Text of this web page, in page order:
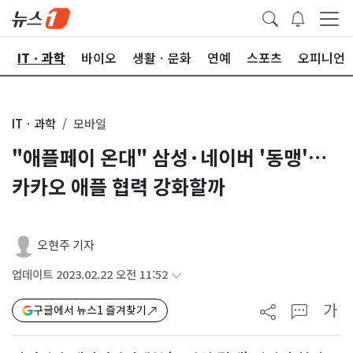
ITㆍ과학 바이오 생활ㆍ문화 연예 스포츠 오피니언
ITㆍ과학 모바일
"애플페이 온대" 삼성·네이버 '동맹'…
카카오 애플 협력 강화할까
오현주 기자
업데이트 2023.02.22 오전 11:52
구글에서 뉴스1 즐겨찾기 가